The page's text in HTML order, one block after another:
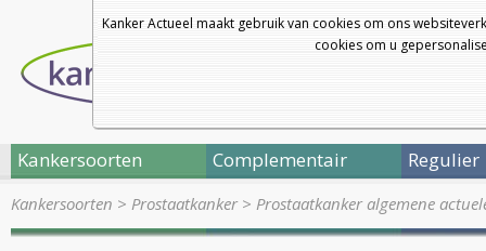
Kanker Actueel maakt gebruik van cookies om ons
cookies om u
Kankersoorten Complementair Regulier
Kankersoorten > Prostaatkanker> Prostaatkanker algemene